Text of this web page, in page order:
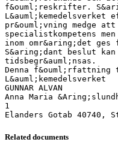
f&ouml;reskrifter.
L&auml;kemedelsverket
pr&ouml;vning medge
specialistkompetens
inom omr&aring;det
S&aring;dant beslut
tidsbegr&auml;nsas.
Denna
L&auml;kemedelsverket
GUNNAR ALVAN
Anna Maria
1
Related documents